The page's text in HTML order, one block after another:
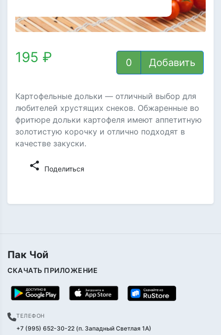
195 ₽ Добавить
Картофельные дольки — отличный выбор для
любителей хрустящих снеков. Обжаренные во
фритюре дольки картофеля имеют аппетитную
золотистую корочку и отлично подходят в
качестве закуски.
share Поделиться
Пак Чой
СКАЧАТЬ ПРИЛОЖЕНИЕ
ТЕЛЕФОН
+7 (995) 652-30-22 (п. Западный Светлая 1А)